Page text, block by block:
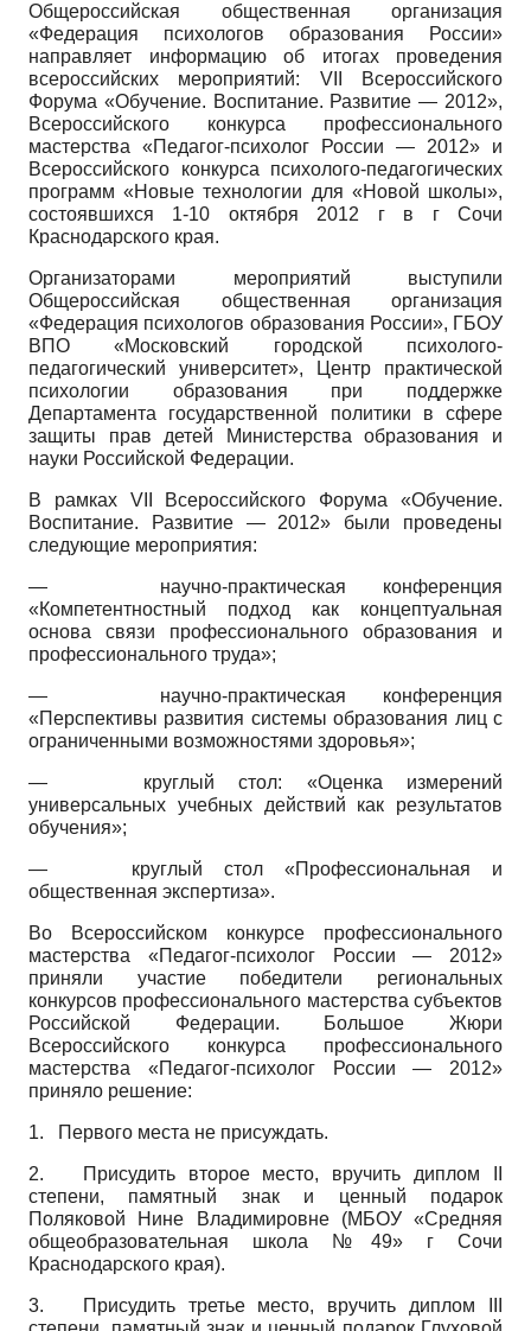
Общероссийская общественная организация
«Федерация психологов образования России»
направляет информацию об итогах проведения
всероссийских мероприятий: VII Всероссийского
Форума «Обучение. Воспитание. Развитие — 2012»,
Всероссийского конкурса профессионального
мастерства «Педагог-психолог России — 2012» и
Всероссийского конкурса психолого-педагогических
программ «Новые технологии для «Новой школы»,
состоявшихся 1-10 октября 2012 г в г Сочи
Краснодарского края.
Организаторами мероприятий выступили
Общероссийская общественная организация
«Федерация психологов образования России», ГБОУ
ВПО «Московский городской психолого-
педагогический университет», Центр практической
психологии образования при поддержке
Департамента государственной политики в сфере
защиты прав детей Министерства образования и
науки Российской Федерации.
В рамках VII Всероссийского Форума «Обучение.
Воспитание. Развитие — 2012» были проведены
следующие мероприятия:
— научно-практическая конференция
«Компетентностный подход как концептуальная
основа связи профессионального образования и
профессионального труда»;
— научно-практическая конференция
«Перспективы развития системы образования лиц с
ограниченными возможностями здоровья»;
— круглый стол: «Оценка измерений
универсальных учебных действий как результатов
обучения»;
— круглый стол «Профессиональная и
общественная экспертиза».
Во Всероссийском конкурсе профессионального
мастерства «Педагог-психолог России — 2012»
приняли участие победители региональных
конкурсов профессионального мастерства субъектов
Российской Федерации. Большое Жюри
Всероссийского конкурса профессионального
мастерства «Педагог-психолог России — 2012»
приняло решение:
1. Первого места не присуждать.
2.
Присудить второе место, вручить диплом II
степени, памятный знак и ценный подарок
Поляковой Нине Владимировне (МБОУ «Средняя
общеобразовательная школа №49» г Сочи
Краснодарского края).
3.
Присудить третье место, вручить диплом III